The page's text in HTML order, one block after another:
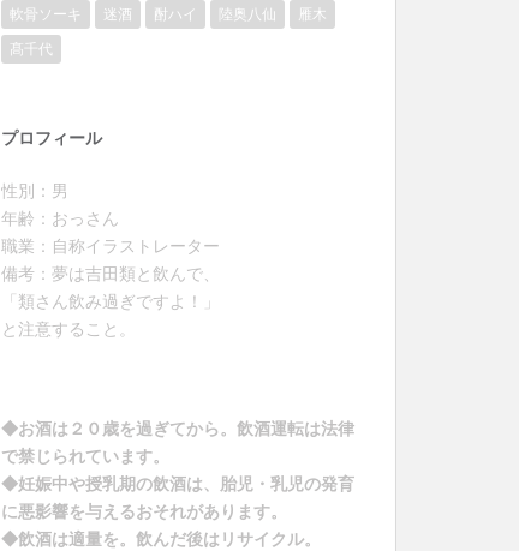
軟骨ソーキ
迷酒 酎ハイ 陸奥八仙
雁木
髙千代
プロフィール
性別：男
年齢：おっさん
職業：自称イラストレーター
備考：夢は吉田類と飲んで、
「類さん飲み過ぎですよ！」
と注意すること。
◆お酒は２０歳を過ぎてから。飲酒運転は法律
で禁じられています。
◆妊娠中や授乳期の飲酒は、胎児・乳児の発育
に悪影響を与えるおそれがあります。
◆飲酒は適量を。飲んだ後はリサイクル。